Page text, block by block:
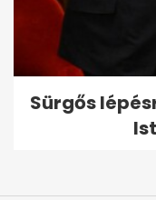
Sürgős